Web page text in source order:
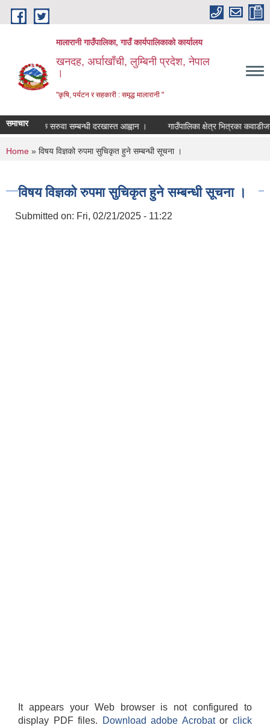
Skip to main content
मालारानी गाउँपालिका, गाउँ कार्यपालिकाको कार्यालय
खनदह, अर्घाखाँची, लुम्बिनी प्रदेश, नेपाल
।
"कृषि, पर्यटन र सहकारी : समृद्ध मालारानी "
समाचारशिक्षक सरुवा सम्बन्धी दरखास्त आह्वान । गाउँपालिका क्षेत्र भित्रका
You are here
Home » विषय विज्ञको रुपमा सुचिकृत हुने सम्बन्धी सूचना ।
विषय विज्ञको रुपमा सुचिकृत हुने सम्बन्धी सूचना ।
Submitted on: Fri, 02/21/2025 - 11:22
It appears your Web browser is not configured to
display PDF files.
Download adobe Acrobatorclick